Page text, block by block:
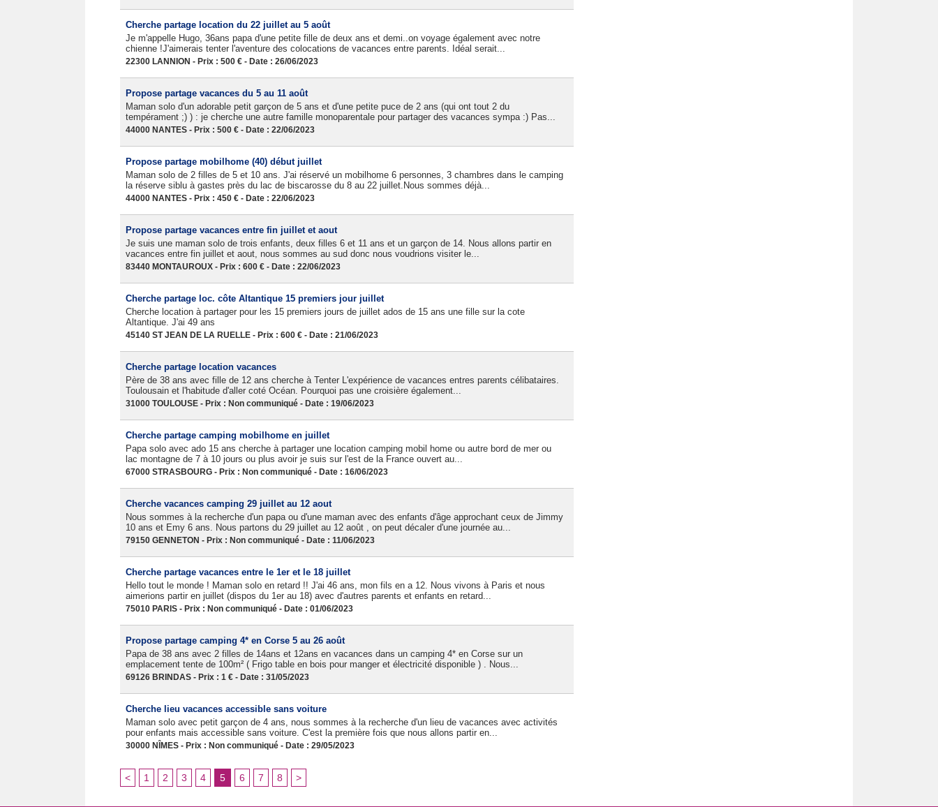
Cherche partage location du 22 juillet au 5 août
Je m'appelle Hugo, 36ans papa d'une petite fille de deux ans et demi..on voyage également avec notre
chienne !J'aimerais tenter l'aventure des colocations de vacances entre parents. Idéal serait...
22300 LANNION - Prix : 500 € - Date : 26/06/2023
Propose partage vacances du 5 au 11 août
Maman solo d'un adorable petit garçon de 5 ans et d'une petite puce de 2 ans (qui ont tout 2 du
tempérament ;) ) : je cherche une autre famille monoparentale pour partager des vacances sympa :) Pas...
44000 NANTES - Prix : 500 € - Date : 22/06/2023
Propose partage mobilhome (40) début juillet
Maman solo de 2 filles de 5 et 10 ans. J'ai réservé un mobilhome 6 personnes, 3 chambres dans le camping
la réserve siblu à gastes près du lac de biscarosse du 8 au 22 juillet.Nous sommes déjà...
44000 NANTES - Prix : 450 € - Date : 22/06/2023
Propose partage vacances entre fin juillet et aout
Je suis une maman solo de trois enfants, deux filles 6 et 11 ans et un garçon de 14. Nous allons partir en
vacances entre fin juillet et aout, nous sommes au sud donc nous voudrions visiter le...
83440 MONTAUROUX - Prix : 600 € - Date : 22/06/2023
Cherche partage loc. côte Altantique 15 premiers jour juillet
Cherche location à partager pour les 15 premiers jours de juillet ados de 15 ans une fille sur la cote
Altantique. J'ai 49 ans
45140 ST JEAN DE LA RUELLE - Prix : 600 € - Date : 21/06/2023
Cherche partage location vacances
Père de 38 ans avec fille de 12 ans cherche à Tenter L'expérience de vacances entres parents célibataires.
Toulousain et l'habitude d'aller coté Océan. Pourquoi pas une croisière également...
31000 TOULOUSE - Prix : Non communiqué - Date : 19/06/2023
Cherche partage camping mobilhome en juillet
Papa solo avec ado 15 ans cherche à partager une location camping mobil home ou autre bord de mer ou
lac montagne de 7 à 10 jours ou plus avoir je suis sur l'est de la France ouvert au...
67000 STRASBOURG - Prix : Non communiqué - Date : 16/06/2023
Cherche vacances camping 29 juillet au 12 aout
Nous sommes à la recherche d'un papa ou d'une maman avec des enfants d'âge approchant ceux de Jimmy
10 ans et Emy 6 ans. Nous partons du 29 juillet au 12 août , on peut décaler d'une journée au...
79150 GENNETON - Prix : Non communiqué - Date : 11/06/2023
Cherche partage vacances entre le 1er et le 18 juillet
Hello tout le monde ! Maman solo en retard !! J'ai 46 ans, mon fils en a 12. Nous vivons à Paris et nous
aimerions partir en juillet (dispos du 1er au 18) avec d'autres parents et enfants en retard...
75010 PARIS - Prix : Non communiqué - Date : 01/06/2023
Propose partage camping 4* en Corse 5 au 26 août
Papa de 38 ans avec 2 filles de 14ans et 12ans en vacances dans un camping 4* en Corse sur un
emplacement tente de 100m² ( Frigo table en bois pour manger et électricité disponible ) . Nous...
69126 BRINDAS - Prix : 1 € - Date : 31/05/2023
Cherche lieu vacances accessible sans voiture
Maman solo avec petit garçon de 4 ans, nous sommes à la recherche d'un lieu de vacances avec activités
pour enfants mais accessible sans voiture. C'est la première fois que nous allons partir en...
30000 NÎMES - Prix : Non communiqué - Date : 29/05/2023
< 1 2 3 4 5 6 7 8 >